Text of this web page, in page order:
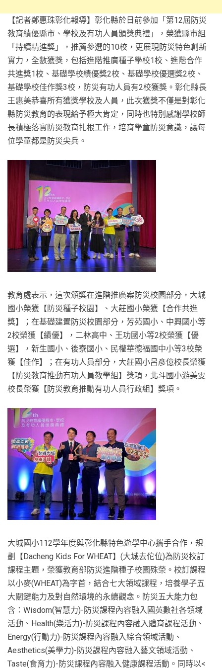
【記者鄭惠珠彰化報導】彰化縣於日前參加「第12屆防災
教育績優縣市、學校及有功人員頒獎典禮」，榮獲縣市組
「持續精進獎」，推薦參選的10校，更展現防災特色創新
實力，全數獲獎，包括進階推廣種子學校1校、進階合作
共進獎1校、基礎學校績優獎2校、基礎學校優選獎2校、
基礎學校佳作獎3校，防災有功人員有2校獲獎。彰化縣長
王惠美恭喜所有獲獎學校及人員，此次獲獎不僅是對彰化
縣防災教育的表現給予極大肯定，同時也特別感謝學校師
長積極落實防災教育扎根工作，培育學童防災意識，讓每
位學童都是防災尖兵。
教育處表示，這次頒獎在進階推廣案防災校園部分，大城
國小榮獲【防災種子校園】、大莊國小榮獲【合作共進
獎】；在基礎建置防災校園部分，芳苑國小、中興國小等
2校榮獲【績優】，二林高中、王功國小等2校榮獲【優
選】，新生國小、後寮國小、民權華德福國中小等3校榮
獲【佳作】；在有功人員部分，大莊國小呂彥億校長榮獲
【防災教育推動有功人員教學組】獎項，北斗國小游美雯
校長榮獲【防災教育推動有功人員行政組】獎項。
大城國小112學年度與彰化縣特色遊學中心攜手合作，規
劃【Dacheng Kids For WHEAT】(大城去佗位)為防災校訂
課程主題，榮獲教育部防災進階種子校園殊榮。校訂課程
以小麥(WHEAT)為字首，結合七大領域課程，培養學子五
大關鍵能力及對自然環境的永續觀念。防災五大能力包
含：Wisdom(智慧力)-防災課程內容融入國英數社各領域
活動、Health(樂活力)-防災課程內容融入體育課程活動、
Energy(行動力)-防災課程內容融入綜合領域活動、
Aesthetics(美學力)-防災課程內容融入藝文領域活動、
Taste(食育力)-防災課程內容融入健康課程活動。同時以<